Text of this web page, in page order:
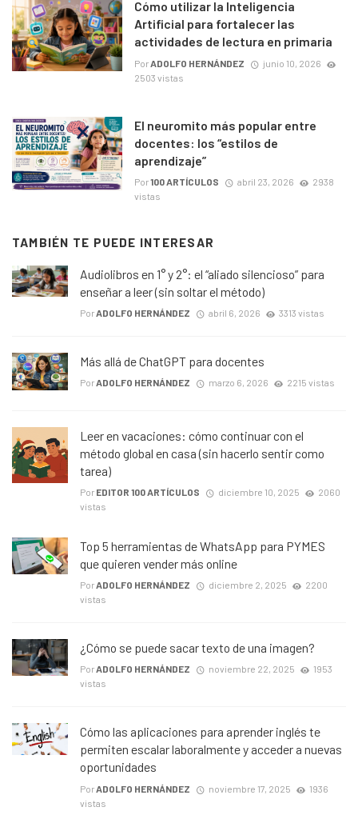
Cómo utilizar la Inteligencia
Artificial para fortalecer las
actividades de lectura en primaria
Por ADOLFO HERNÁNDEZ
junio 10, 2026
2503 vistas
El neuromito más popular entre
docentes: los “estilos de
aprendizaje”
Por100 ARTÍCULOS abril 23, 2026
2938
vistas
TAMBIÉN TE PUEDE INTERESAR
Audiolibros en 1° y 2°: el “aliado silencioso” para
enseñar a leer (sin soltar el método)
PorADOLFO HERNÁNDEZ abril 6, 2026 3313 vistas
Más allá de ChatGPT para docentes
PorADOLFO HERNÁNDEZ marzo 6, 2026 2215 vistas
Leer en vacaciones: cómo continuar con el
método global en casa (sin hacerlo sentir como
tarea)
Por EDITOR 100 ARTÍCULOS diciembre 10, 2025
2060
vistas
Top 5 herramientas de WhatsApp para PYMES
que quieren vender más online
PorADOLFO HERNÁNDEZ diciembre 2, 2025
2200
vistas
¿Cómo se puede sacar texto de una imagen?
PorADOLFO HERNÁNDEZ noviembre 22, 2025
1953
vistas
Cómo las aplicaciones para aprender inglés te
permiten escalar laboralmente y acceder a nuevas
oportunidades
Por ADOLFO HERNÁNDEZ noviembre 17, 2025
1936
vistas